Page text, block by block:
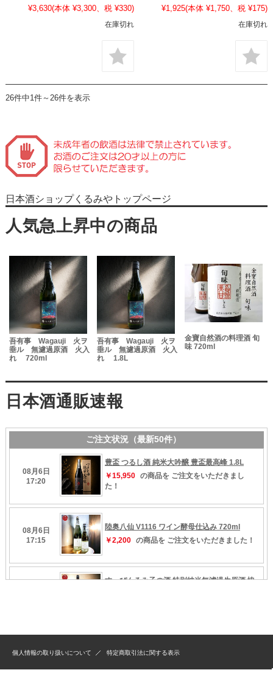
¥3,630(本体 ¥3,300、税 ¥330)
在庫切れ
¥1,925(本体 ¥1,750、税 ¥175)
在庫切れ
26件中1件～26件を表示
日本酒ショップくるみやトップページ
吾有事 Wagauji 火ヲ
垂ル 無濾過原酒 火入
れ 720ml
吾有事 Wagauji 火ヲ
垂ル 無濾過原酒 火入
れ 1.8L
金寶自然酒の料理酒 旬
味 720ml
個人情報の取り扱いについて 特定商取引法に関する表示